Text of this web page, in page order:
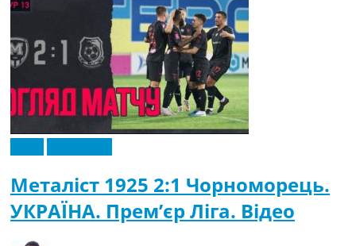
Металіст 1925 2:1 Чорноморець.
УКРАЇНА. Прем’єр Ліга. Відео